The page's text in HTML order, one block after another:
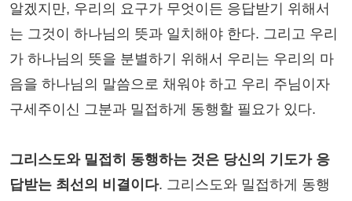
알겠지만, 우리의 요구가 무엇이든 응답받기 위해서
는 그것이 하나님의 뜻과 일치해야 한다. 그리고 우리
가 하나님의 뜻을 분별하기 위해서 우리는 우리의 마
음을 하나님의 말씀으로 채워야 하고 우리 주님이자
구세주이신 그분과 밀접하게 동행할 필요가 있다.
그리스도와 밀접히 동행하는 것은 당신의 기도가 응
답받는 최선의 비결이다. 그리스도와 밀접하게 동행